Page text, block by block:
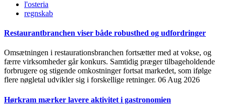
l'osteria
regnskab
Restaurantbranchen viser både robusthed og udfordringer
Omsætningen i restaurationsbranchen fortsætter med at vokse, og
færre virksomheder går konkurs. Samtidig præger tilbageholdende
forbrugere og stigende omkostninger fortsat markedet, som ifølge
flere nøgletal udvikler sig i forskellige retninger. 06 Aug 2026
Hørkram mærker lavere aktivitet i gastronomien